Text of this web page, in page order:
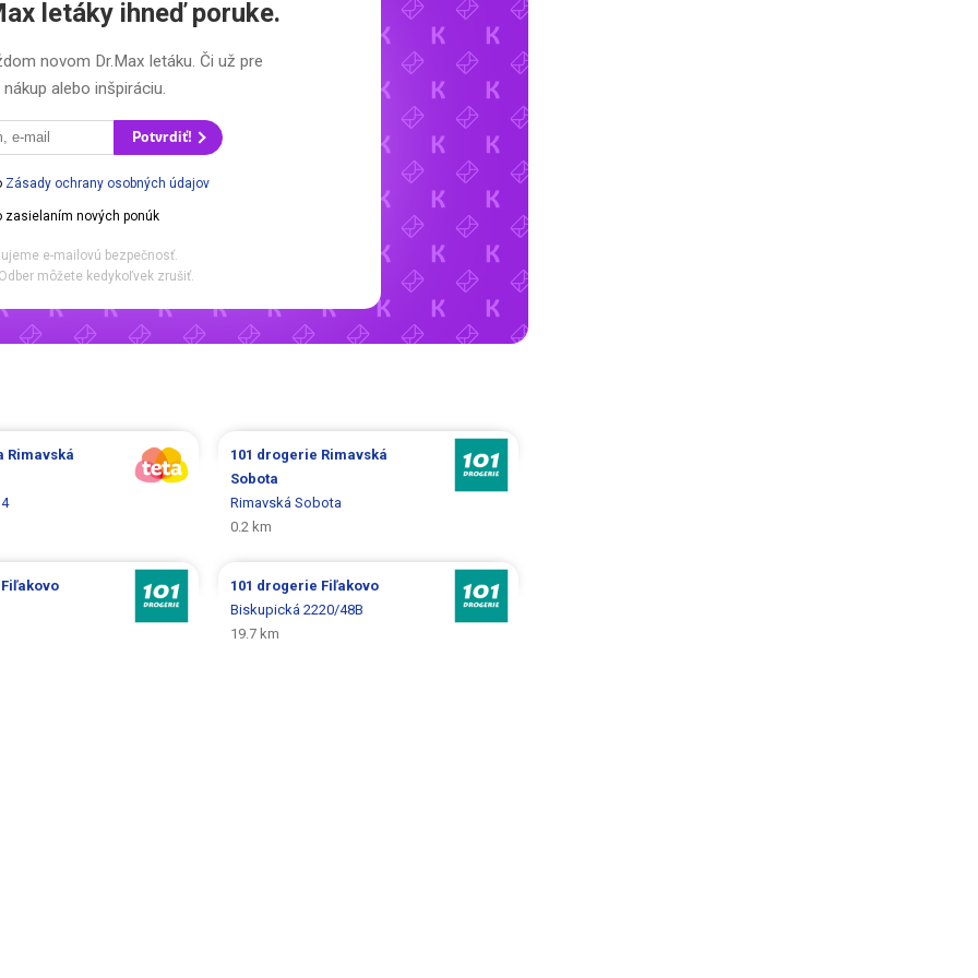
letákyihneď poruke.
novom Dr.Max letáku. Či už pre
alebo inšpiráciu.
Potvrdiť!
Zásady ochrany osobných údajov
zasielaním nových ponúk
e-mailovú bezpečnosť.
môžete kedykoľvek zrušiť.
Rimavská 101 drogerie Rimavská
Sobota
Rimavská Sobota
0.2 km
Fiľakovo 101 drogerie Fiľakovo
Biskupická 2220/48B
19.7 km